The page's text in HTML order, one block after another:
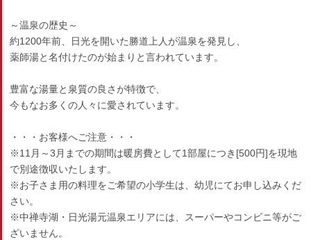
～温泉の歴史～
約1200年前、日光を開いた勝道上人が温泉を発見し、
薬師湯と名付けたのが始まりと言われています。
豊富な湯量と泉質の良さが特徴で、
今もなお多くの人々に愛されています。
・・・お客様へご注意・・・
※11月～3月までの期間は暖房費として1部屋につき[500円]を現地
で別途徴収いたします。
※お子さま用の料理をご希望の小学生は、幼児にてお申し込みくだ
さい。
※中禅寺湖・日光湯元温泉エリアには、スーパーやコンビニ等がご
ざいません。